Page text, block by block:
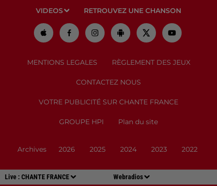
Live : CHANTE FRANCE Webradios
VIDEOS RETROUVEZ UNE CHANSON
MENTIONS LEGALES RÈGLEMENT DES JEUX
CONTACTEZ NOUS
VOTRE PUBLICITÉ SUR CHANTE FRANCE
GROUPE HPI Plan du site
Archives 2026 2025 2024 2023 2022